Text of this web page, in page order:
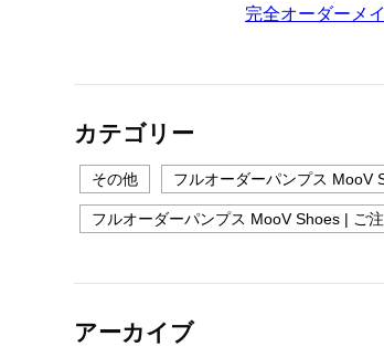
完全オーダーメ
カテゴリー
その他 フルオーダーパンプス MooV
フルオーダーパンプス MooV Shoes | ご
アーカイブ